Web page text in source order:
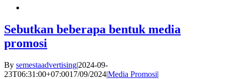
Sebutkan beberapa bentuk media
promosi
By semestaadvertising|2024-09-
23T06:31:00+07:0017/09/2024|Media Promosi|